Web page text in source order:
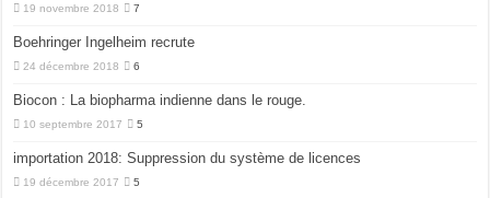
19 novembre 2018 7
Boehringer Ingelheim recrute
24 décembre 2018 6
Biocon : La biopharma indienne dans le rouge.
10 septembre 2017 5
importation 2018: Suppression du système de licences
19 décembre 2017 5